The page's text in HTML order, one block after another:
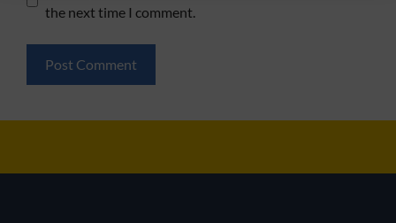
the next time I comment.